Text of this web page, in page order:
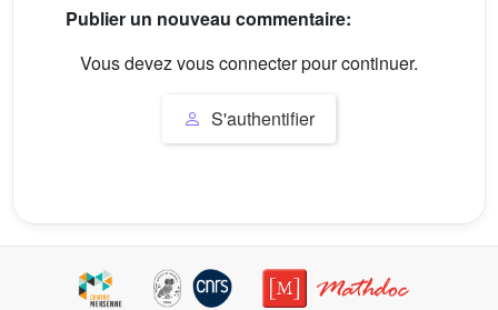
Publier un nouveau commentaire:
Vous devez vous connecter pour continuer.
S'authentifier